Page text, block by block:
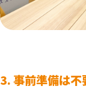
3. 事前準備は不